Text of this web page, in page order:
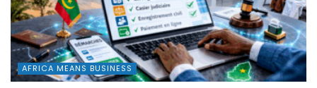
AFRICA MEANS BUSINESS